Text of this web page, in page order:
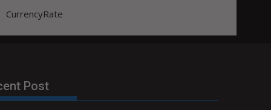
CurrencyRate
Post